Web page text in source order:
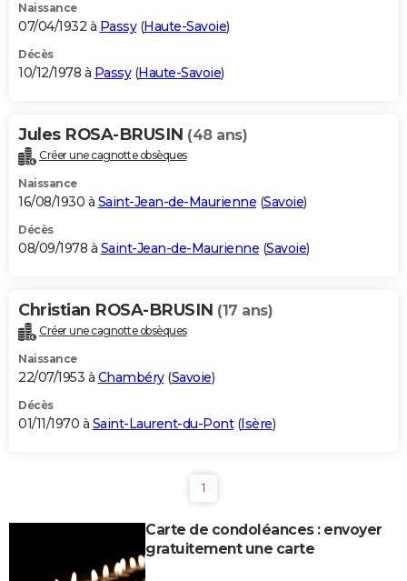
Naissance
07/04/1932 à Passy(Haute-Savoie)
Décès
10/12/1978 à Passy(Haute-Savoie)
Jules ROSA-BRUSIN (48 ans)
Créer une cagnotte obsèques
Naissance
16/08/1930 à Saint-Jean-de-Maurienne (Savoie)
Décès
08/09/1978 à Saint-Jean-de-Maurienne (Savoie)
Christian ROSA-BRUSIN (17 ans)
Créer une cagnotte obsèques
Naissance
22/07/1953 à Chambéry(Savoie)
Décès
01/11/1970 à Saint-Laurent-du-Pont(Isère)
1
Carte de condoléances : envoyer
gratuitement une carte